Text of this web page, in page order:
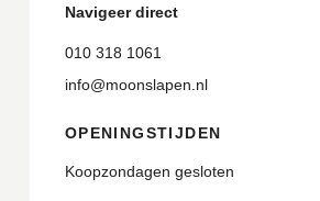
Navigeer direct
010 318 1061
info@moonslapen.nl
OPENINGSTIJDEN
Koopzondagen gesloten